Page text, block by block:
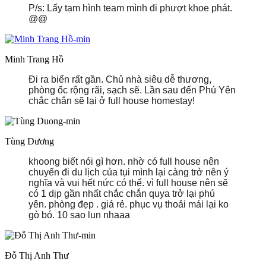
P/s: Lấy tạm hình team mình đi phượt khoe phát.
@@
Minh Trang Hồ
Đi ra biển rất gần. Chủ nhà siêu dễ thương,
phòng ốc rộng rãi, sạch sẽ. Lần sau đến Phú Yên
chắc chắn sẽ lại ở full house homestay!
Tùng Dương
khoong biết nói gì hơn. nhờ có full house nên
chuyến đi du lịch của tụi mình lại càng trở nên ý
nghĩa và vui hết nức có thể. vì full house nên sẽ
có 1 dịp gần nhất chắc chắn quya trở lại phú
yên. phòng đẹp . giá rẻ. phục vụ thoải mái lại ko
gò bó. 10 sao lun nhaaa
Đỗ Thị Anh Thư